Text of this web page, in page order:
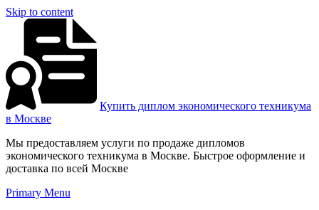
Skip to content
Купить диплом экономического техникума
в Москве
Мы предоставляем услуги по продаже дипломов
экономического техникума в Москве. Быстрое оформление и
доставка по всей Москве
Primary Menu